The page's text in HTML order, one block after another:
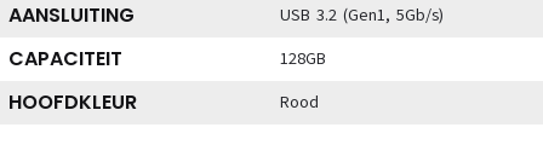
AANSLUITING USB 3.2 (Gen1, 5Gb/s)
CAPACITEIT 128GB
HOOFDKLEUR Rood